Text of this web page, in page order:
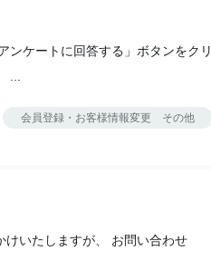
ンケートに回答する」ボタンをクリ
...
会員登録・お客様情報変更 その他
けいたしますが、 お問い合わせ